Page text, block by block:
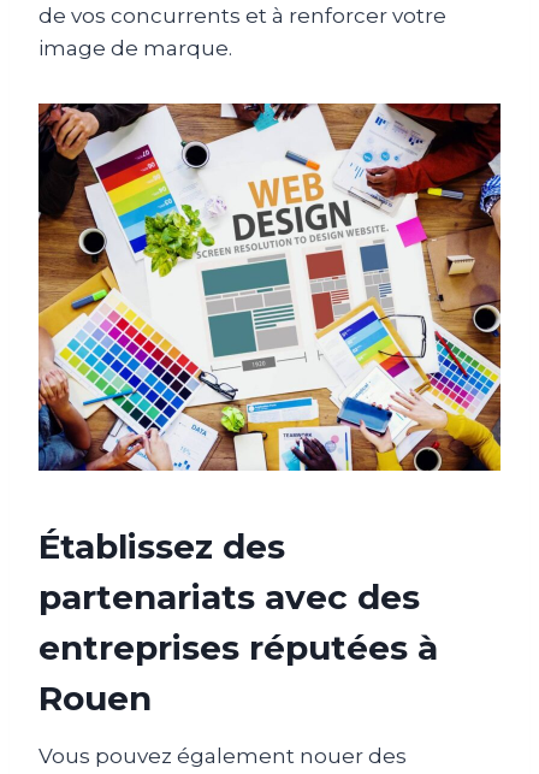
de vos concurrents et à renforcer votre
image de marque.
Établissez des
partenariats avec des
entreprises réputées à
Rouen
Vous pouvez également nouer des